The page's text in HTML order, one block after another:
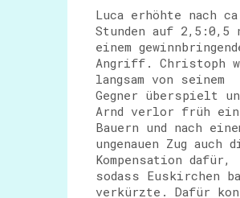
Luca erhöhte nach
Stunden auf 2,5:0,5
einem
Angriff. Christoph
langsam von seinem
Gegner überspielt
Arnd verlor früh
Bauern und nach
ungenauen Zug auch
Kompensation dafür,
sodass Euskirchen
verkürzte. Dafür